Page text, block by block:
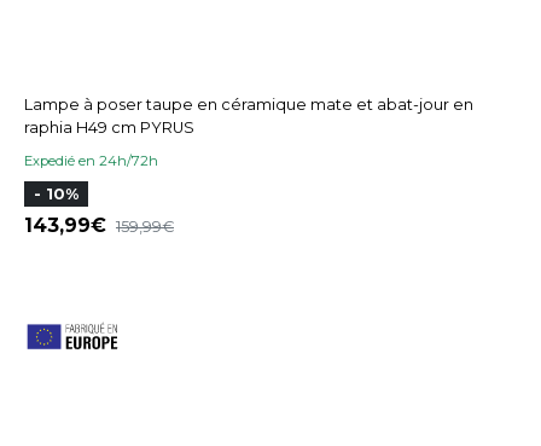
Lampe à poser taupe en céramique mate et abat-jour en
raphia H49 cm PYRUS
Expedié en 24h/72h
- 10%
143,99 159,99